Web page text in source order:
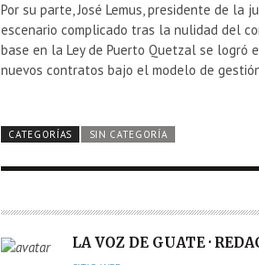
Por su parte, José Lemus, presidente de
escenario complicado tras la nulidad del
base en la Ley de Puerto Quetzal se logró
nuevos contratos bajo el modelo de
CATEGORÍAS SIN CATEGORÍA
A
LA VOZ DE GUATE ·